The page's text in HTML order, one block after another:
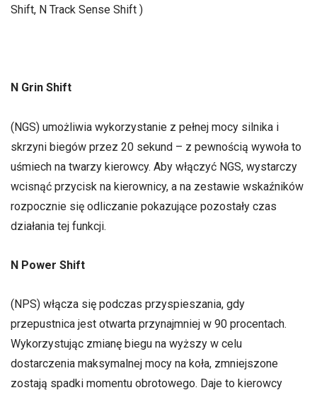
Shift, N Track Sense Shift )
N Grin Shift
(NGS) umożliwia wykorzystanie z pełnej mocy silnika i
skrzyni biegów przez 20 sekund – z pewnością wywoła to
uśmiech na twarzy kierowcy. Aby włączyć NGS, wystarczy
wcisnąć przycisk na kierownicy, a na zestawie wskaźników
rozpocznie się odliczanie pokazujące pozostały czas
działania tej funkcji.
N Power Shift
(NPS) włącza się podczas przyspieszania, gdy
przepustnica jest otwarta przynajmniej w 90 procentach.
Wykorzystując zmianę biegu na wyższy w celu
dostarczenia maksymalnej mocy na koła, zmniejszone
zostają spadki momentu obrotowego. Daje to kierowcy